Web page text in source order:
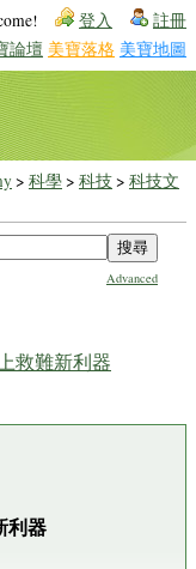
登入 註冊
論壇 美寶落格 美寶地圖
> 科學> 科技> 科技文
Advanced
救難新利器
利器